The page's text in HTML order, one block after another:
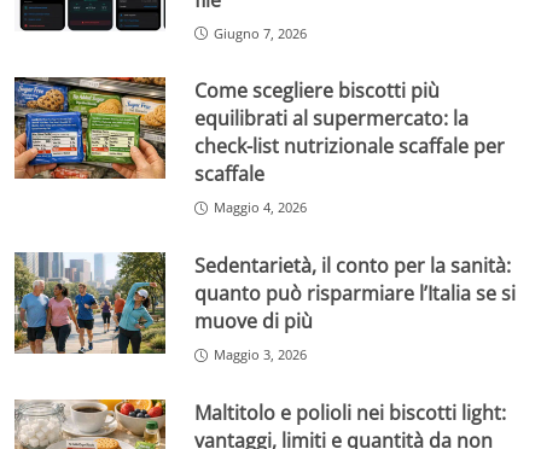
Giugno 7, 2026
Come scegliere biscotti più
equilibrati al supermercato: la
check-list nutrizionale scaffale per
scaffale
Maggio 4, 2026
Sedentarietà, il conto per la sanità:
quanto può risparmiare l’Italia se si
muove di più
Maggio 3, 2026
Maltitolo e polioli nei biscotti light:
vantaggi, limiti e quantità da non